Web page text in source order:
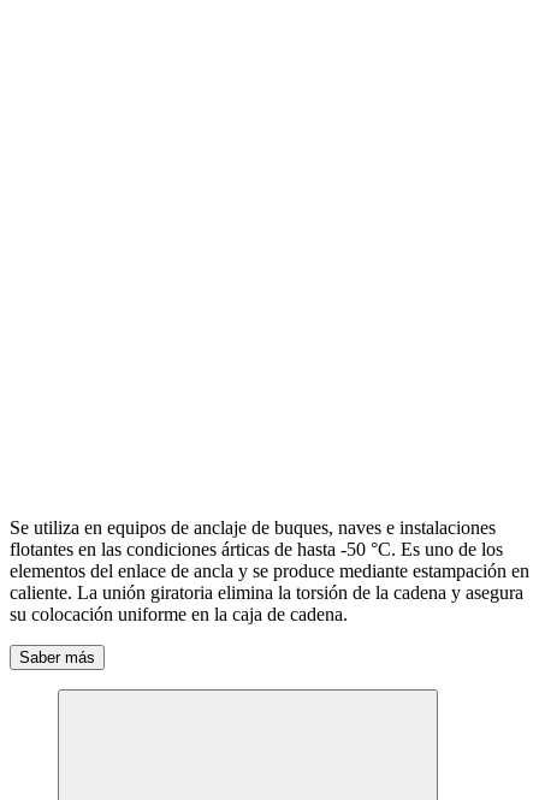
Se utiliza en equipos de anclaje de buques, naves e instalaciones
flotantes en las condiciones árticas de hasta -50 °С. Es uno de los
elementos del enlace de ancla y se produce mediante estampación en
caliente. La unión giratoria elimina la torsión de la cadena y asegura
su colocación uniforme en la caja de cadena.
Saber más